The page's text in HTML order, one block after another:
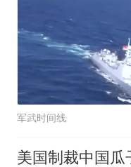
军武时间线
美国制裁中国瓜